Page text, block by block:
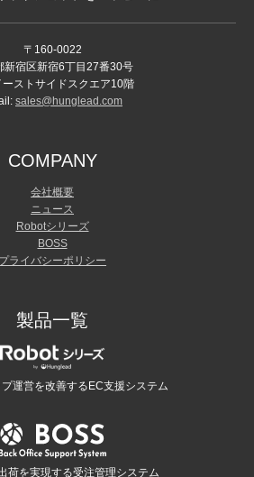
〒160-0022
新宿区新宿6丁目27番30号
ーストサイドスクエア10階
sales@hunglead.com
COMPANY
会社概要
ニュース
Robotシリーズ
BOSS
プライバシーポリシー
製品一覧
運営を改善するEC支援システム
荷を実現する受注管理システム